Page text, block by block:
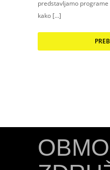
predstavljamo
kako […]